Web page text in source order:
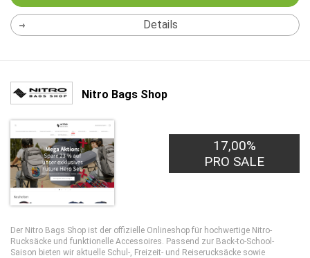
Details
Nitro Bags Shop
17,00%
PRO SALE
Der Nitro Bags Shop ist der offizielle Onlineshop für hochwertige Nitro-
Rucksäcke und funktionelle Accessoires. Passend zur Back-to-School-
Saison bieten wir aktuelle Schul-, Freizeit- und Reiserucksäcke sowie